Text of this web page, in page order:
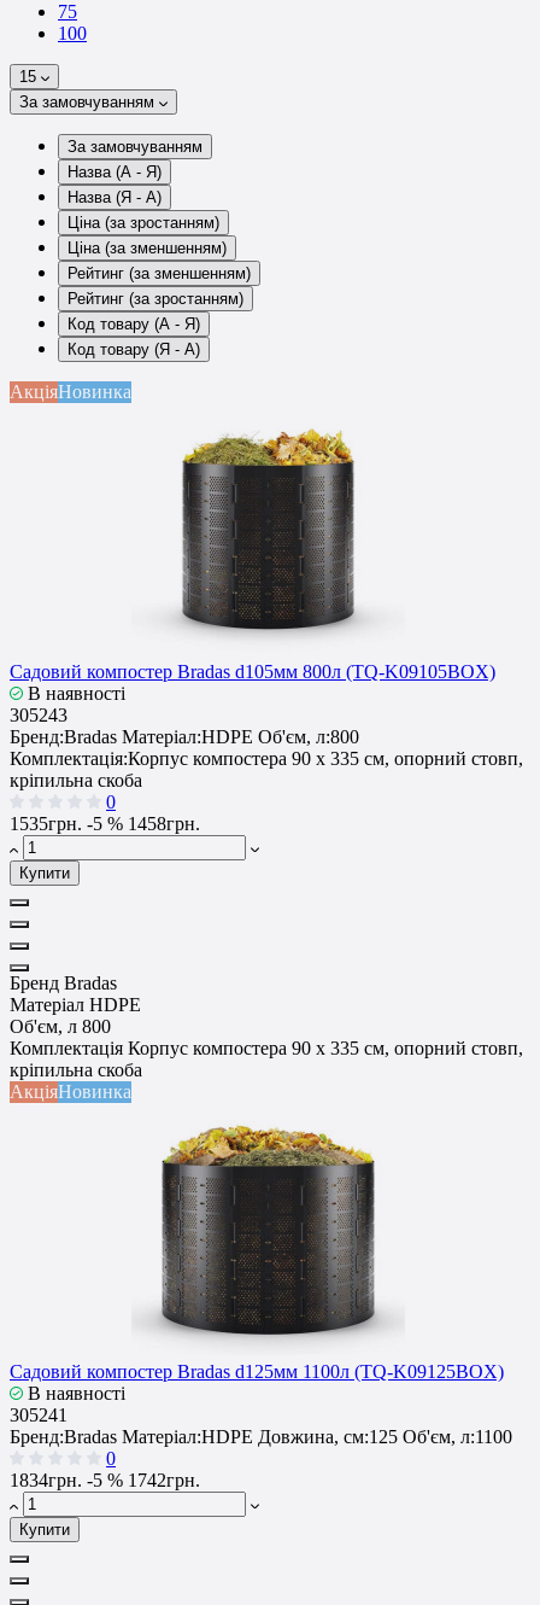
75
100
15
За замовчуванням
За замовчуванням
Назва (А - Я)
Назва (Я - А)
Ціна (за зростанням)
Ціна (за зменшенням)
Рейтинг (за зменшенням)
Рейтинг (за зростанням)
Код товару (А - Я)
Код товару (Я - А)
АкціяНовинка
Садовий компостер Bradas d105мм 800л (TQ-K09105BOX)
В наявності
305243
Бренд:Bradas Матеріал:HDPE Об'єм, л:800
Комплектація:Корпус компостера 90 x 335 см, опорний стовп,
кріпильна скоба
0
1535грн. -5 % 1458грн.
Купити
Бренд Bradas
Матеріал HDPE
Об'єм, л 800
Комплектація Корпус компостера 90 x 335 см, опорний стовп,
кріпильна скоба
АкціяНовинка
Садовий компостер Bradas d125мм 1100л (TQ-K09125BOX)
В наявності
305241
Бренд:Bradas Матеріал:HDPE Довжина, см:125 Об'єм, л:1100
0
1834грн. -5 % 1742грн.
Купити